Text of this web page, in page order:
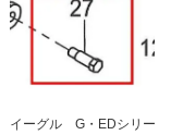
イーグル G・EDシリー